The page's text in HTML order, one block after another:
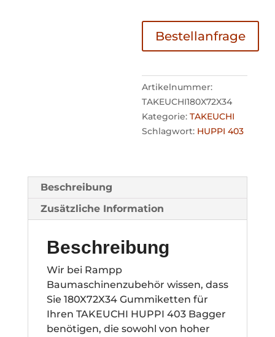
Bestellanfrage
Artikelnummer:
TAKEUCHI180X72X34
Kategorie:TAKEUCHI
Schlagwort: HUPPI 403
Beschreibung
Zusätzliche Information
Beschreibung
Wir bei Rampp
Baumaschinenzubehör wissen, dass
Sie 180X72X34 Gummiketten für
Ihren TAKEUCHI HUPPI 403 Bagger
benötigen, die sowohl von hoher